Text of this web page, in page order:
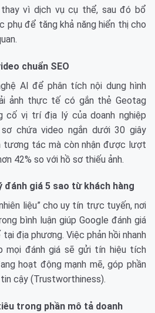
thay vì dịch vụ cụ thể, sau đó bổ
phụ để tăng khả năng hiển thị cho
chuẩn SEO
AI để phân tích nội dung hình
ảnh thực tế có gắn thẻ Geotag
cố vị trí địa lý của doanh nghiệp
chứa video ngắn dưới 30 giây
tương tác mà còn nhận được lượt
42% so với hồ sơ thiếu ảnh.
đánh giá 5 sao từ khách hàng
liệu” cho uy tín trực tuyến, nơi
bình luận giúp Google đánh giá
địa phương. Việc phản hồi nhanh
mọi đánh giá sẽ gửi tín hiệu tích
hoạt động mạnh mẽ, góp phần
cậy (Trustworthiness).
trong phần mô tả doanh